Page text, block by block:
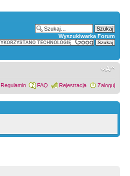
Wyszukiwarka Forum
Regulamin FAQ Rejestracja Zaloguj